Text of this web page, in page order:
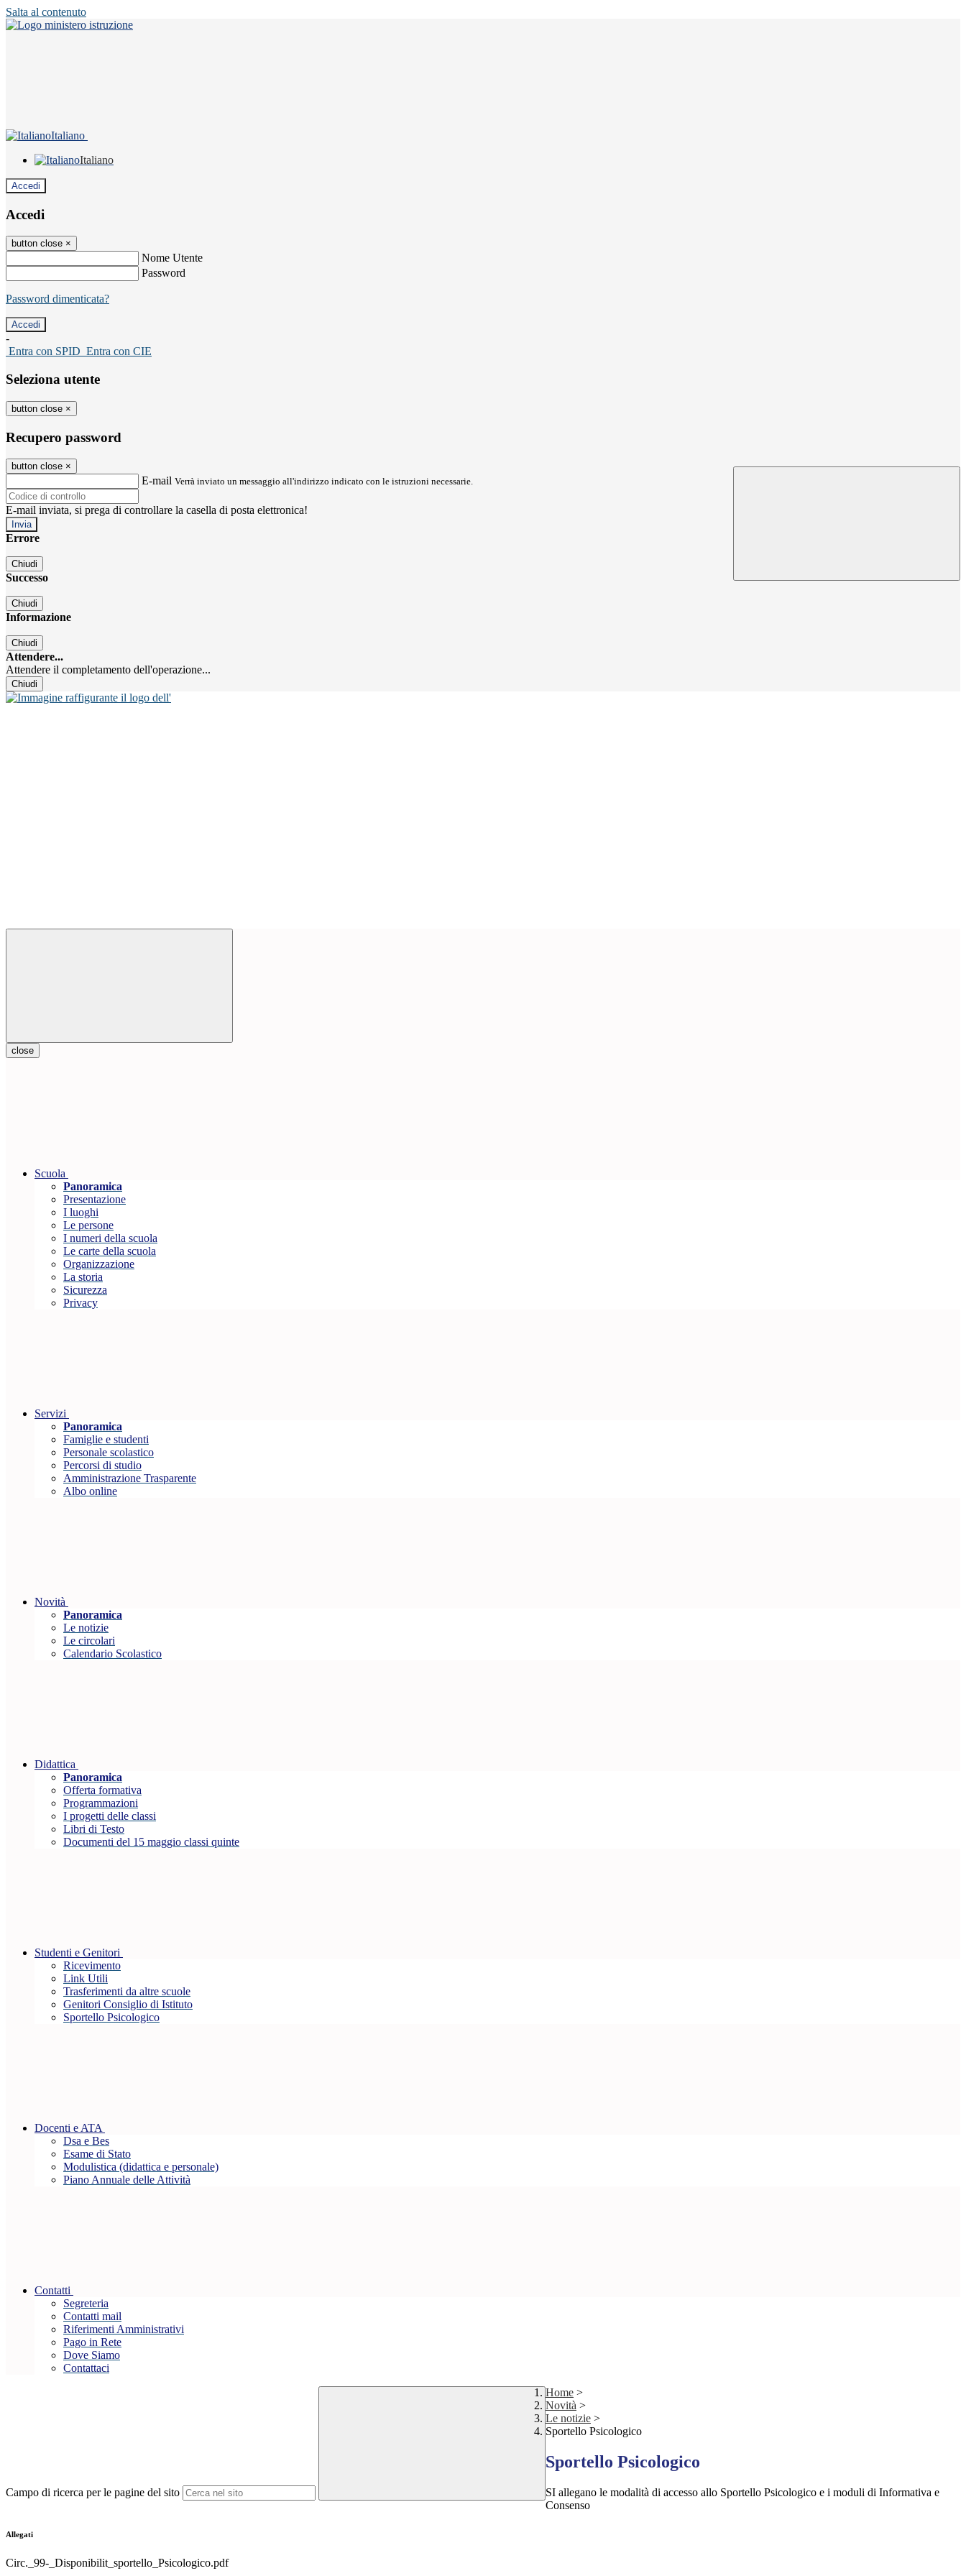
Salta al contenuto
Italiano
Italiano
Accedi
Accedi
button close ×
Nome Utente
Password
Password dimenticata?
-
Entra con SPID Entra con CIE
Seleziona utente
button close ×
Recupero password
button close ×
E-mail Verrà inviato un messaggio all'indirizzo indicato con le istruzioni necessarie.
E-mail inviata, si prega di controllare la casella di posta elettronica!
Errore
Chiudi
Successo
Chiudi
Informazione
Chiudi
Attendere...
Attendere il completamento dell'operazione...
Chiudi
close
Scuola
Panoramica
Presentazione
I luoghi
Le persone
I numeri della scuola
Le carte della scuola
Organizzazione
La storia
Sicurezza
Privacy
Servizi
Panoramica
Famiglie e studenti
Personale scolastico
Percorsi di studio
Amministrazione Trasparente
Albo online
Novità
Panoramica
Le notizie
Le circolari
Calendario Scolastico
Didattica
Panoramica
Offerta formativa
Programmazioni
I progetti delle classi
Libri di Testo
Documenti del 15 maggio classi quinte
Studenti e Genitori
Ricevimento
Link Utili
Trasferimenti da altre scuole
Genitori Consiglio di Istituto
Sportello Psicologico
Docenti e ATA
Dsa e Bes
Esame di Stato
Modulistica (didattica e personale)
Piano Annuale delle Attività
Contatti
Segreteria
Contatti mail
Riferimenti Amministrativi
Pago in Rete
Dove Siamo
Contattaci
Campo di ricerca per le pagine del sito
Home >
Novità >
Le notizie >
Sportello Psicologico
Sportello Psicologico
SI allegano le modalità di accesso allo Sportello Psicologico e i moduli di Informativa e
Consenso
Allegati
Circ._99-_Disponibilit_sportello_Psicologico.pdf